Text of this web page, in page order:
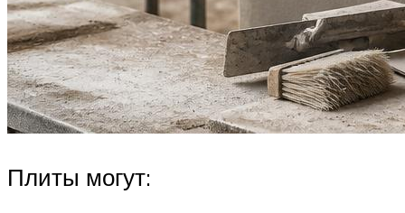
Плиты могут: